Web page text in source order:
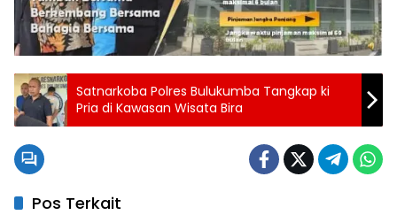
Satnarkoba Polres Bulukumba Tangkap ki
Pria di Kawasan Wisata Bira
Pos Terkait